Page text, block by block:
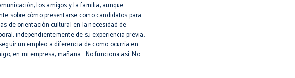
los amigos y la familia, aunque
sobre cómo presentarse como candidatos para
de orientación cultural en la necesidad de
independientemente de su experiencia previa.
un empleo a diferencia de como ocurría en
en mi empresa, mañana… No funciona así. No